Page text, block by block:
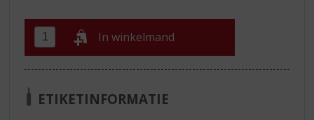
In winkelmand
ETIKETINFORMATIE